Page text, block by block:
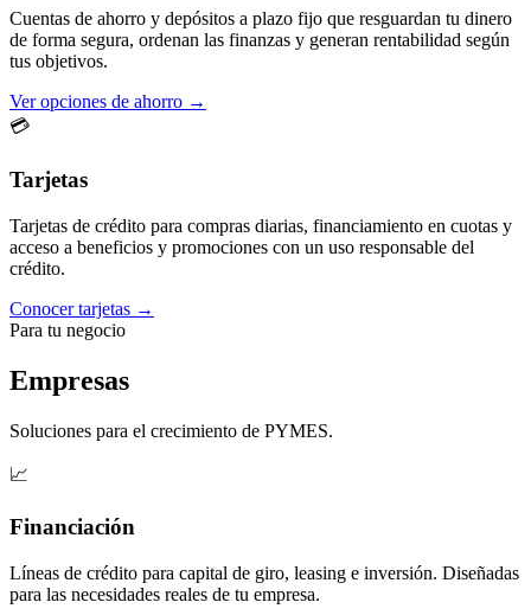
Cuentas de ahorro y depósitos a plazo fijo que resguardan tu dinero
de forma segura, ordenan las finanzas y generan rentabilidad según
tus objetivos.
Ver opciones de ahorro →
💳
Tarjetas
Tarjetas de crédito para compras diarias, financiamiento en cuotas y
acceso a beneficios y promociones con un uso responsable del
crédito.
Conocer tarjetas →
Para tu negocio
Empresas
Soluciones para el crecimiento de PYMES.
📈
Financiación
Líneas de crédito para capital de giro, leasing e inversión. Diseñadas
para las necesidades reales de tu empresa.